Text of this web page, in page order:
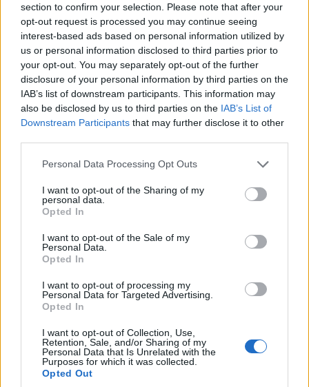
section to confirm your selection. Please note that after your
opt-out request is processed you may continue seeing
interest-based ads based on personal information utilized by
us or personal information disclosed to third parties prior to
your opt-out. You may separately opt-out of the further
disclosure of your personal information by third parties on the
IAB’s list of downstream participants. This information may
also be disclosed by us to third parties on the IAB’s List of
Downstream Participants that may further disclose it to other
Please note that this website/app uses one or more Google
not limited to your visit or usage behaviour. You may click to
grant or deny consent to Google and its third-party tags to
use your data for below specified purposes in below Google
consent section.
Personal Data Processing Opt Outs
I want to opt-out of the Sharing of my
personal data.
Opted In
I want to opt-out of the Sale of my
Personal Data.
Opted In
I want to opt-out of processing my
Personal Data for Targeted Advertising.
Opted In
I want to opt-out of Collection, Use,
Retention, Sale, and/or Sharing of my
Personal Data that Is Unrelated with the
Purposes for which it was collected.
Opted Out
Φυσικά, το αποτέλεσμα θα σας αποζημιώσει και με
μέρες σε απόλυτη ησυχία, αφού τα αυτοκίνητα
απουσιάζουν και οι δρόμοι είναι αυτά τα μικρά